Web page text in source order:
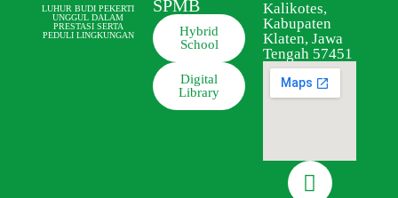
LUHUR BUDI PEKERTI
UNGGUL DALAM
PRESTASI SERTA
PEDULI LINGKUNGAN
SPMB
Hybrid
School
Digital
Library
Kalikotes,
Kabupaten
Klaten, Jawa
Tengah 57451